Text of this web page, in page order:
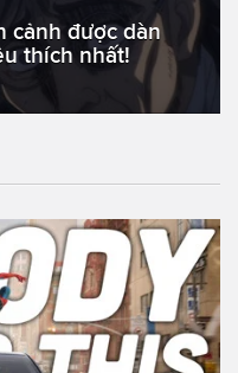
cảnh được dàn
thích nhất!